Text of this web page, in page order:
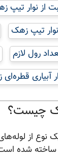
از نوار تیپ
تیپ زهک
رول لازم
آبیاری
چیست؟
نوع از